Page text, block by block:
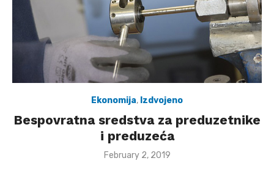
Ekonomija, Izdvojeno
Bespovratna sredstva za preduzetnike
i preduzeća
Posted
February 2, 2019